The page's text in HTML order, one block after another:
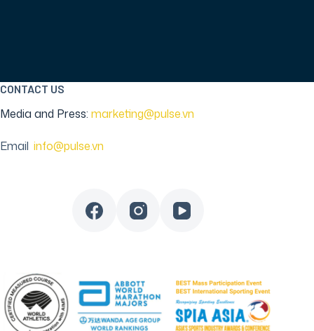
CONTACT US
Media and Press: marketing@pulse.vn
Email info@pulse.vn